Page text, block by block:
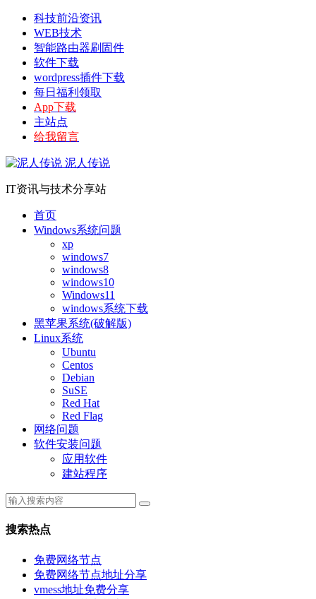
科技前沿资讯
WEB技术
智能路由器刷固件
软件下载
wordpress插件下载
每日福利领取
App下载
主站点
给我留言
泥人传说
IT资讯与技术分享站
首页
Windows系统问题
xp
windows7
windows8
windows10
Windows11
windows系统下载
黑苹果系统(破解版)
Linux系统
Ubuntu
Centos
Debian
SuSE
Red Hat
Red Flag
网络问题
软件安装问题
应用软件
建站程序
搜索热点
免费网络节点
免费网络节点地址分享
vmess地址免费分享